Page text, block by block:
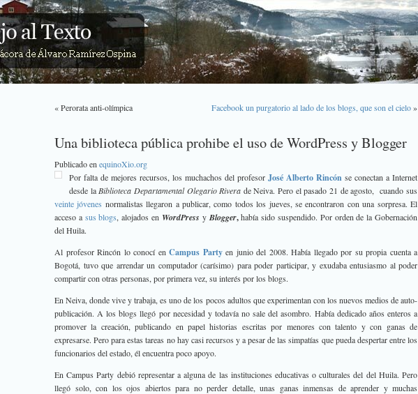
« Perorata anti-olímpica Facebook un purgatorio al lado de los blogs, que son el cielo»
Una biblioteca pública prohibe el uso de WordPress y Blogger
Publicado en equinoXio.org
Por falta de mejores recursos, los muchachos del profesor José Alberto Rincón se conectan a Internet
desde la Biblioteca Departamental Olegario Rivera de Neiva. Pero el pasado 21 de agosto, cuando sus
veinte jóvenes normalistas llegaron a publicar, como todos los jueves, se encontraron con una sorpresa. El
acceso a sus blogs, alojados en WordPress y Blogger,había sido suspendido. Por orden de la Gobernación
del Huila.
Al profesor Rincón lo conocí en Campus Partyen junio del 2008. Había llegado por su propia cuenta a
Bogotá, tuvo que arrendar un computador (carísimo) para poder participar, y exudaba entusiasmo al poder
compartir con otras personas, por primera vez, su interés por los blogs.
En Neiva, donde vive y trabaja, es uno de los pocos adultos que experimentan con los nuevos medios de auto-
publicación. A los blogs llegó por necesidad y todavía no sale del asombro. Había dedicado años enteros a
promover la creación, publicando en papel historias escritas por menores con talento y con ganas de
expresarse. Pero para estas tareas no hay casi recursos y a pesar de las simpatías que pueda despertar entre los
funcionarios del estado, él encuentra poco apoyo.
En Campus Party debió representar a alguna de las instituciones educativas o culturales del del Huila. Pero
llegó solo, con los ojos abiertos para no perder detalle, unas ganas inmensas de aprender y muchas